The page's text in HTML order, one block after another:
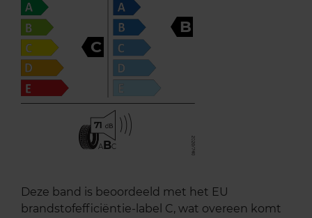
C
B
71
ABC
Deze band is beoordeeld met het EU
brandstofefficiëntie-label C, wat overeen komt